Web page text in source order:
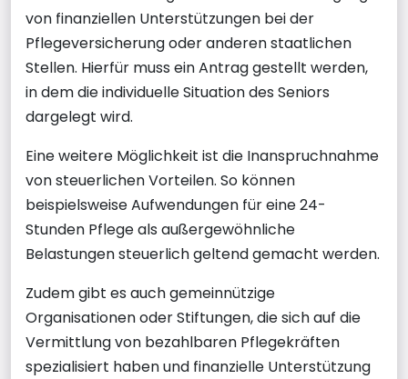
von finanziellen Unterstützungen bei der
Pflegeversicherung oder anderen staatlichen
Stellen. Hierfür muss ein Antrag gestellt werden,
in dem die individuelle Situation des Seniors
dargelegt wird.
Eine weitere Möglichkeit ist die Inanspruchnahme
von steuerlichen Vorteilen. So können
beispielsweise Aufwendungen für eine 24-
Stunden Pflege als außergewöhnliche
Belastungen steuerlich geltend gemacht werden.
Zudem gibt es auch gemeinnützige
Organisationen oder Stiftungen, die sich auf die
Vermittlung von bezahlbaren Pflegekräften
spezialisiert haben und finanzielle Unterstützung